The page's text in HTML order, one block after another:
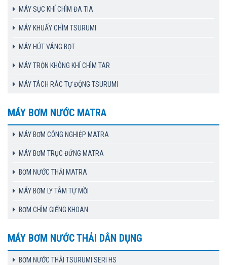
MÁY SỤC KHÍ CHÌM ĐA TIA
MÁY KHUẤY CHÌM TSURUMI
MÁY HÚT VÁNG BỌT
MÁY TRỘN KHÔNG KHÍ CHÌM TAR
MÁY TÁCH RÁC TỰ ĐỘNG TSURUMI
MÁY BƠM NƯỚC MATRA
MÁY BƠM CÔNG NGHIỆP MATRA
MÁY BƠM TRỤC ĐỨNG MATRA
BƠM NƯỚC THẢI MATRA
MÁY BƠM LY TÂM TỰ MỒI
BƠM CHÌM GIẾNG KHOAN
MÁY BƠM NƯỚC THẢI DÂN DỤNG
BƠM NƯỚC THẢI TSURUMI SERI HS